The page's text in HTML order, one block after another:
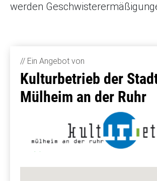
werden
// Ein Angebot von
Kulturbetrieb der
Mülheim an der Ruhr